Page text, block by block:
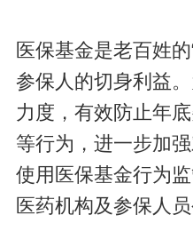
医保基金是老百姓
参保人的切身利益
力度，有效防止年
等行为，进一步加
使用医保基金行为
医药机构及参保人员